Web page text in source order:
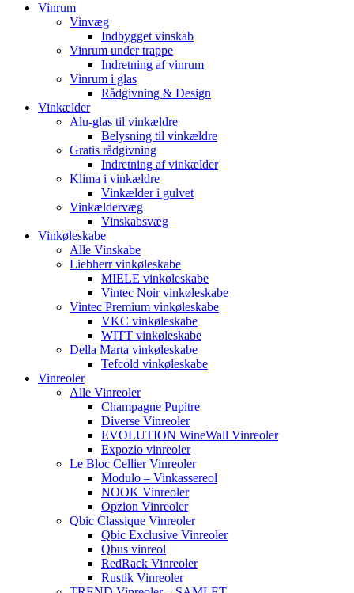
Vinrum
Vinvæg
Indbygget vinskab
Vinrum under trappe
Indretning af vinrum
Vinrum i glas
Rådgivning & Design
Vinkælder
Alu-glas til vinkældre
Belysning til vinkældre
Gratis rådgivning
Indretning af vinkælder
Klima i vinkældre
Vinkælder i gulvet
Vinkældervæg
Vinskabsvæg
Vinkøleskabe
Alle Vinskabe
Liebherr vinkøleskabe
MIELE vinkøleskabe
Vintec Noir vinkøleskabe
Vintec Premium vinkøleskabe
VKC vinkøleskabe
WITT vinkøleskabe
Della Marta vinkøleskabe
Tefcold vinkøleskabe
Vinreoler
Alle Vinreoler
Champagne Pupitre
Diverse Vinreoler
EVOLUTION WineWall Vinreoler
Expozio vinreoler
Le Bloc Cellier Vinreoler
Modulo – Vinkassereol
NOOK Vinreoler
Opzion Vinreoler
Qbic Classique Vinreoler
Qbic Exclusive Vinreoler
Qbus vinreol
RedRack Vinreoler
Rustik Vinreoler